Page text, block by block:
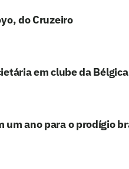
do Cruzeiro
em clube da Bélgica
um ano para o prodígio